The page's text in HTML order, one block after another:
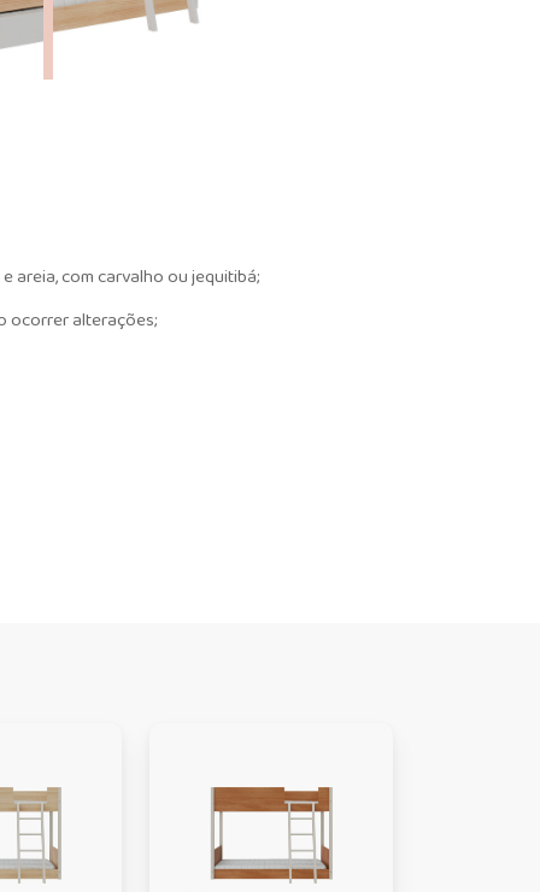
areia, com carvalho ou jequitibá;
ocorrer alterações;